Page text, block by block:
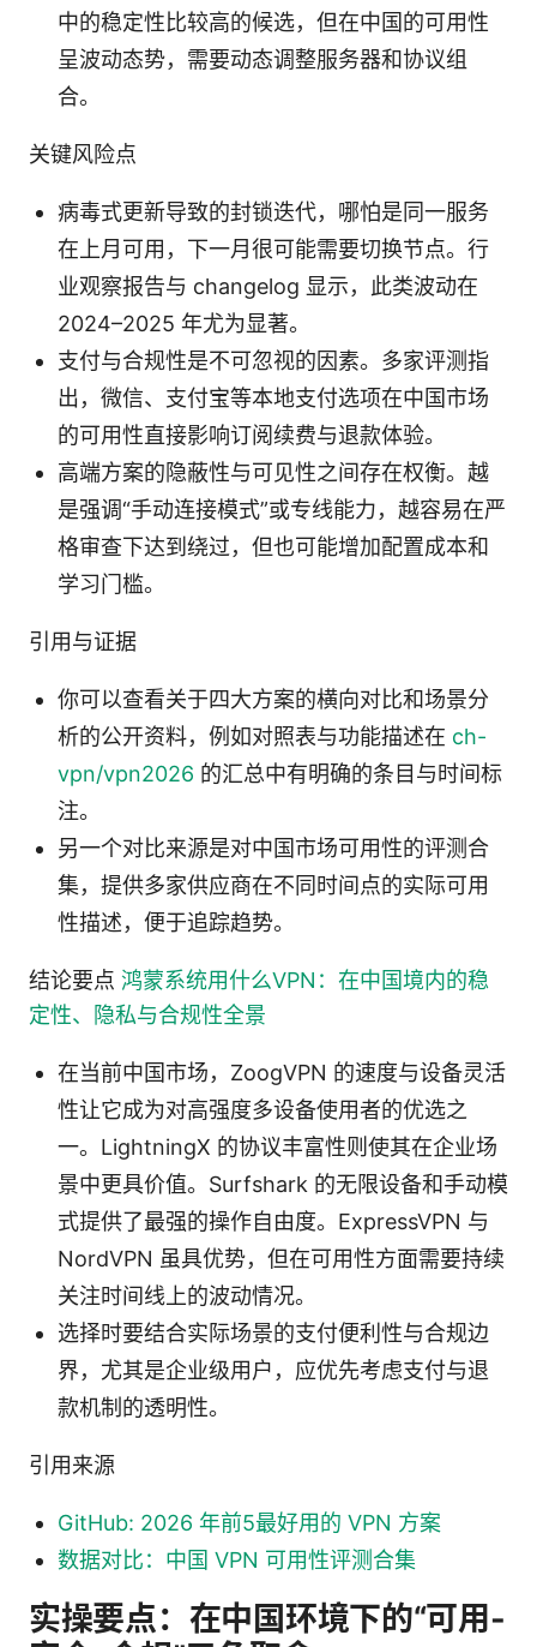
中的稳定性比较高的候选，但在中国的可用性
呈波动态势，需要动态调整服务器和协议组
合。
关键风险点
病毒式更新导致的封锁迭代，哪怕是同一服务
在上月可用，下一月很可能需要切换节点。行
业观察报告与 changelog 显示，此类波动在
2024–2025 年尤为显著。
支付与合规性是不可忽视的因素。多家评测指
出，微信、支付宝等本地支付选项在中国市场
的可用性直接影响订阅续费与退款体验。
高端方案的隐蔽性与可见性之间存在权衡。越
是强调“手动连接模式”或专线能力，越容易在严
格审查下达到绕过，但也可能增加配置成本和
学习门槛。
引用与证据
你可以查看关于四大方案的横向对比和场景分
析的公开资料，例如对照表与功能描述在 ch-
vpn/vpn2026 的汇总中有明确的条目与时间标
注。
另一个对比来源是对中国市场可用性的评测合
集，提供多家供应商在不同时间点的实际可用
性描述，便于追踪趋势。
结论要点 鸿蒙系统用什么VPN：在中国境内的稳
定性、隐私与合规性全景
在当前中国市场，ZoogVPN 的速度与设备灵活
性让它成为对高强度多设备使用者的优选之
一。LightningX 的协议丰富性则使其在企业场
景中更具价值。Surfshark 的无限设备和手动模
式提供了最强的操作自由度。ExpressVPN 与
NordVPN 虽具优势，但在可用性方面需要持续
关注时间线上的波动情况。
选择时要结合实际场景的支付便利性与合规边
界，尤其是企业级用户，应优先考虑支付与退
款机制的透明性。
引用来源
GitHub: 2026 年前5最好用的 VPN 方案
数据对比：中国 VPN 可用性评测合集
实操要点：在中国环境下的“可用-